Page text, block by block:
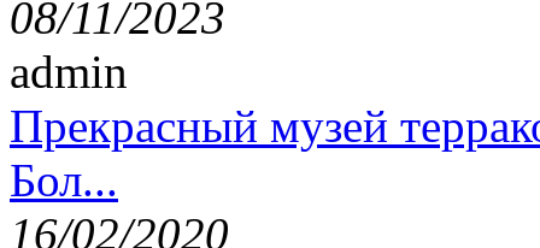
08/11/2023
admin
Прекрасный музей
Бол...
16/02/2020